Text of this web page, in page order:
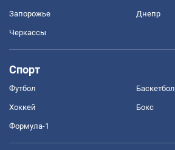
Запорожье Днепр
Черкассы
Спорт
Футбол Баскетбол
Хоккей Бокс
Формула-1